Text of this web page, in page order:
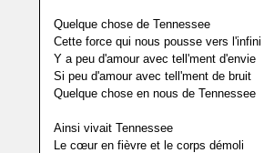
Quelque chose de Tennessee
Cette force qui nous pousse vers l'infini
Y a peu d'amour avec tell'ment d'envie
Si peu d'amour avec tell'ment de bruit
Quelque chose en nous de Tennessee
Ainsi vivait Tennessee
Le cœur en fièvre et le corps démoli